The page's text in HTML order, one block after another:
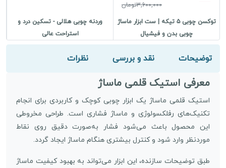
3,600,000تومان
توکسن چوبی ۵ تیکه | ست ابزار ماساژ
چوبی بدن و فیشیال
وردنه چوبی هلالی - تسکین درد و
استراحت عالی
توضیحات نقد و بررسی نظرات
معرفی استیک قلمی ماساژ
استیک قلمی ماساژ یک ابزار چوبی کوچک و کاربردی برای انجام
تکنیک‌های رفلکسولوژی و ماساژ فشاری است. طراحی مخروطی
این محصول باعث می‌شود فشار به‌صورت دقیق روی نقاط
موردنظر وارد شود و کنترل بیشتری هنگام ماساژ ایجاد گردد.
طبق توضیحات سازنده، این ابزار می‌تواند به بهبود کیفیت ماساژ